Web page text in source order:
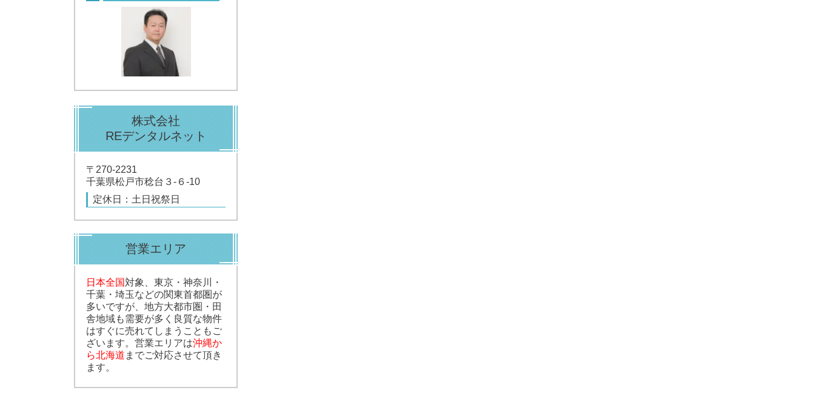
株式会社
REデンタルネット
〒270-2231
千葉県松戸市稔台３-６-10
定休日：土日祝祭日
営業エリア
日本全国対象、東京・神奈川・
千葉・埼玉などの関東首都圏が
多いですが、地方大都市圏・田
舎地域も需要が多く良質な物件
はすぐに売れてしまうこともご
ざいます。営業エリアは沖縄か
ら北海道 までご対応させて頂き
ます。